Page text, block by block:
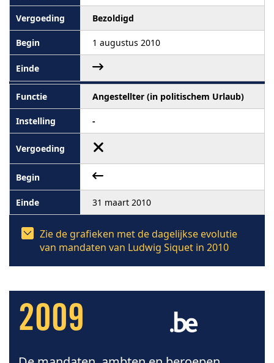
Bezoldigd
1 augustus 2010
Angestellter (in politischem Urlaub)
-
31 maart 2010
Zie de grafieken met de dagelijkse evolutie
van mandaten van Ludwig Siquet in 2010
2009